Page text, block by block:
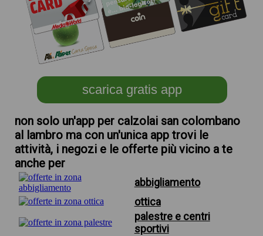
scarica gratis app
non solo un'app per calzolai san colombano
al lambro ma con un'unica app trovi le
attività, i negozi e le offerte più vicino a te
anche per
abbigliamento
ottica
palestre e centri
sportivi